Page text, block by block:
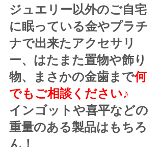
ジュエリー以外のご自宅
に眠っている金やプラチ
ナで出来たアクセサリ
ー、はたまた置物や飾り
物、まさかの金歯まで何
でもご相談ください♪
インゴットや喜平などの
重量のある製品はもちろ
ん！